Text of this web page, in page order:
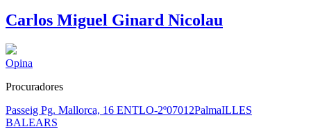
Carlos Miguel Ginard Nicolau
Opina
Procuradores
Passeig Pg. Mallorca, 16 ENTLO-2º07012PalmaILLES
BALEARS